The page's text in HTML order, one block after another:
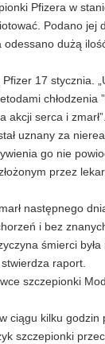
Pfizera w
Podano jej
dużą
17 stycznia.
chłodzenia
akcji serca i zmarł”.
uznany za
go nie
przez
następnego
i bez
śmierci
raport.
szczepionki
ciągu kilku
szczepionki